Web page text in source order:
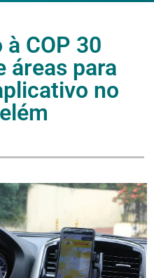
COP 30
áreas para
no